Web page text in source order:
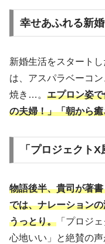
幸せあふれる新
新婚生活をスタート
は、アスパラベーコ
焼き…。 エプロン姿
の夫婦！」「朝から
「プロジェクト
物語後半、貴司が著
では、ナレーション
うっとり。 「プロジ
心地いい」と絶賛の声